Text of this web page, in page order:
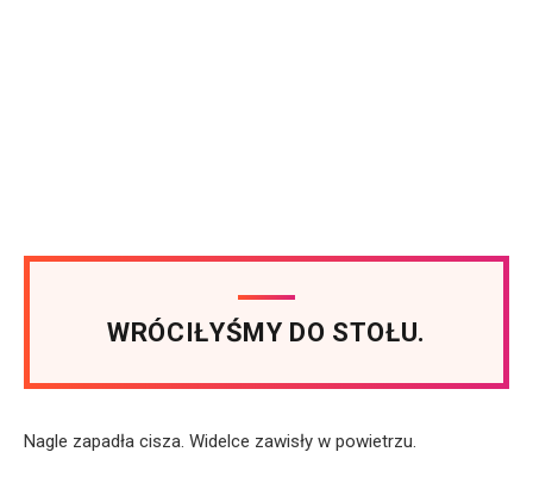
WRÓCIŁYŚMY DO STOŁU.
Nagle zapadła cisza. Widelce zawisły w powietrzu.